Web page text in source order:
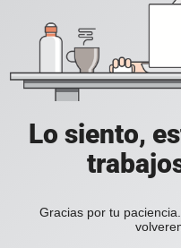
Lo siento,
Gracias por tu